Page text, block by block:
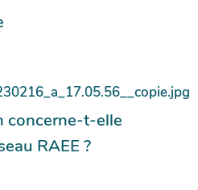
concerne-t-elle
RAEE ?